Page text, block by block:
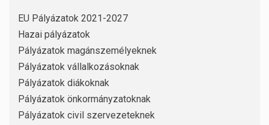
EU Pályázatok 2021-2027
Hazai pályázatok
Pályázatok magánszemélyeknek
Pályázatok vállalkozásoknak
Pályázatok diákoknak
Pályázatok önkormányzatoknak
Pályázatok civil szervezeteknek